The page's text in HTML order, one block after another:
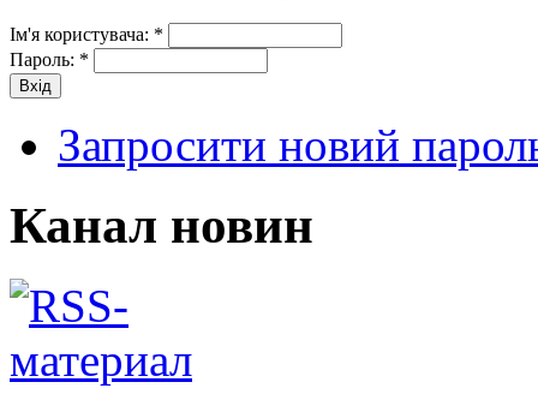
Ім'я користувача: *
Пароль: *
Запросити новий
Канал новин